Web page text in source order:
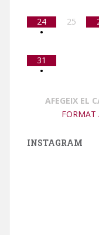
24
•
25
31
•
AFEGEIX EL
INSTAGRAM